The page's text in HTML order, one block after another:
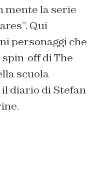
mente la serie
Qui
personaggi che
off di The
scuola
diario di Stefan